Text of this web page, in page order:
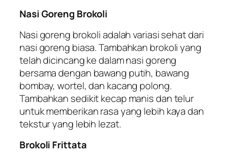
Nasi Goreng Brokoli
Nasi goreng brokoli adalah variasi sehat dari
nasi goreng biasa. Tambahkan brokoli yang
telah dicincang ke dalam nasi goreng
bersama dengan bawang putih, bawang
bombay, wortel, dan kacang polong.
Tambahkan sedikit kecap manis dan telur
untuk memberikan rasa yang lebih kaya dan
tekstur yang lebih lezat.
Brokoli Frittata